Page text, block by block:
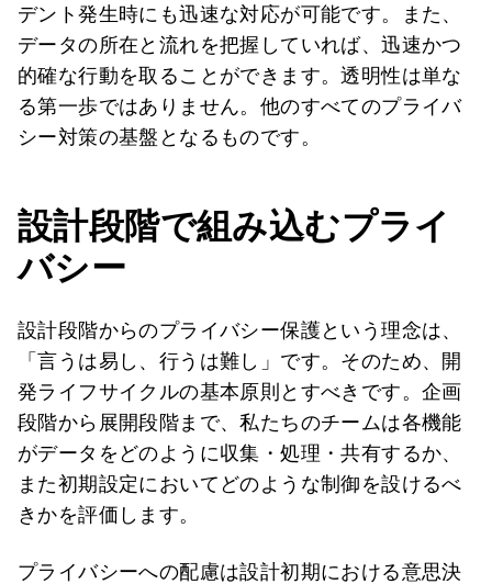
デント発生時にも迅速な対応が可能です。また、
データの所在と流れを把握していれば、迅速かつ
的確な行動を取ることができます。透明性は単な
る第一歩ではありません。他のすべてのプライバ
シー対策の基盤となるものです。
設計段階で組み込むプライ
バシー
設計段階からのプライバシー保護という理念は、
「言うは易し、行うは難し」です。そのため、開
発ライフサイクルの基本原則とすべきです。企画
段階から展開段階まで、私たちのチームは各機能
がデータをどのように収集・処理・共有するか、
また初期設定においてどのような制御を設けるべ
きかを評価します。
プライバシーへの配慮は設計初期における意思決